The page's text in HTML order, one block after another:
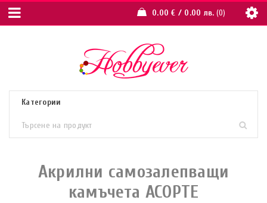
0.00€ / 0.00 лв. 0
Акрилни самозалепващи
камъчета АСОРТЕ